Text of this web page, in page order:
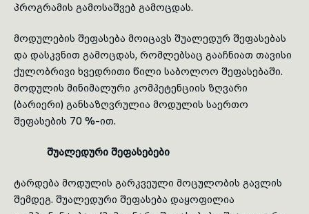
პროგრამის გამოსაშვებ გამოცდას.
მოდულების შეფასება მო­ი­ცავს შუალედურ შეფასებას
და დასკვნით გამოცდას, რომლებსაც გააჩნიათ თავისი
ქულობრივი ხვედრითი წილი საბოლოო შე­ფა­სებაში.
მოდულის მინიმალური კომპეტენციის ზღვარი
(ბარიერი) განსაზღვრულია მოდულის საერთო
შეფასების 70 %-ით.
შუალედური შეფასებები
ტარდება მოდულის გარკვეული მოცულობის გავლის
შემდეგ. შუა­ლე­დური შეფასება და­ყო­­ფილია